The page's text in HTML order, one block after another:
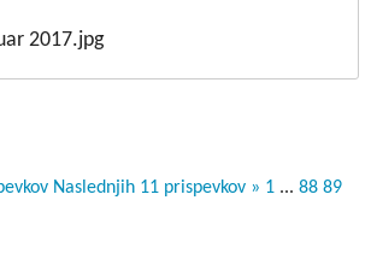
2017.jpg
Naslednjih 11 prispevkov » 1 ... 88 89